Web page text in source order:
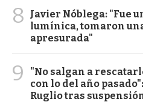
8
Javier Nóblega: "Fue
lumínica, tomaron
apresurada"
9
"No salgan a
con lo del año
Ruglio tras